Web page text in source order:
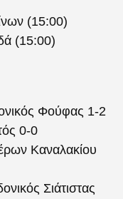
(15:00)
(15:00)
Φούφας 1-2
0-0
Καναλακίου
Σιάτιστας